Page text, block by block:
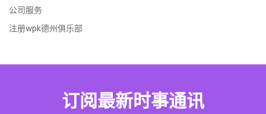
公司服务
注册wpk德州俱乐部
订阅最新时事通讯